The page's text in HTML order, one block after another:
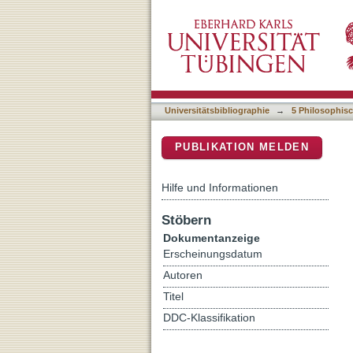
Universitätsbibliographie → 5
PUBLIKATION MELDEN
Hilfe und Informationen
Stöbern
Dokumentanzeige
Erscheinungsdatum
Autoren
Titel
DDC-Klassifikation